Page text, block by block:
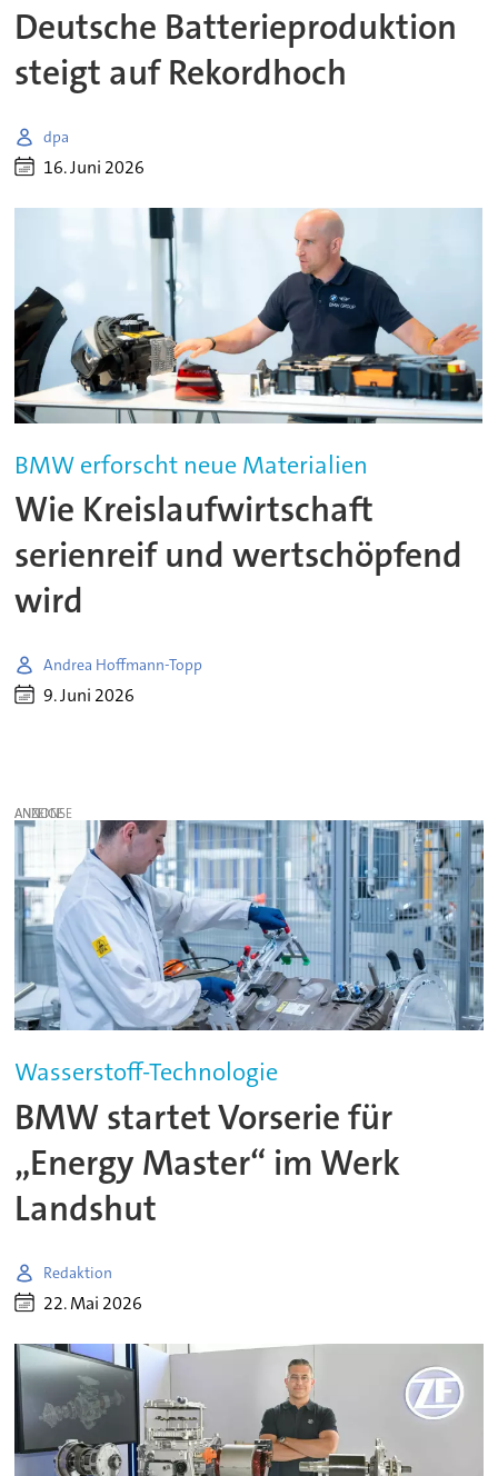
Deutsche Batterieproduktion
steigt auf Rekordhoch
dpa
16. Juni 2026
BMW erforscht neue Materialien
Wie Kreislaufwirtschaft
serienreif und wertschöpfend
wird
Andrea Hoffmann-Topp
9. Juni 2026
ANZEIGE
Wasserstoff-Technologie
BMW startet Vorserie für
„Energy Master“ im Werk
Landshut
Redaktion
22. Mai 2026